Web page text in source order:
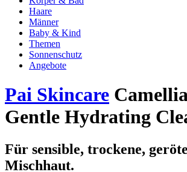
Haare
Männer
Baby & Kind
Themen
Sonnenschutz
Angebote
Pai Skincare
Gentle Hydrating
Für sensible, trockene,
Mischhaut.